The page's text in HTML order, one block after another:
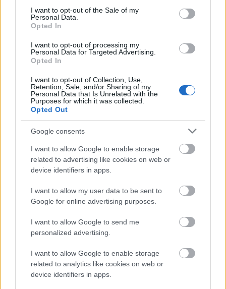
consent section.
I want to opt-out of the Sale of my
Personal Data.
Opted In
I want to opt-out of processing my
Personal Data for Targeted Advertising.
Opted In
I want to opt-out of Collection, Use,
Retention, Sale, and/or Sharing of my
Personal Data that Is Unrelated with the
Purposes for which it was collected.
Opted Out
Google consents
I want to allow Google to enable storage
related to advertising like cookies on web or
device identifiers in apps.
I want to allow my user data to be sent to
Google for online advertising purposes.
I want to allow Google to send me
personalized advertising.
I want to allow Google to enable storage
related to analytics like cookies on web or
device identifiers in apps.